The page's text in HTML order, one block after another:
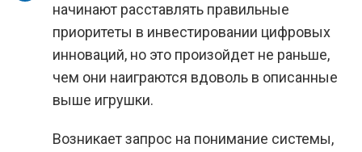
начинают расставлять правильные
приоритеты в инвестировании цифровых
инноваций, но это произойдет не раньше,
чем они наиграются вдоволь в описанные
выше игрушки.
Возникает запрос на понимание системы,